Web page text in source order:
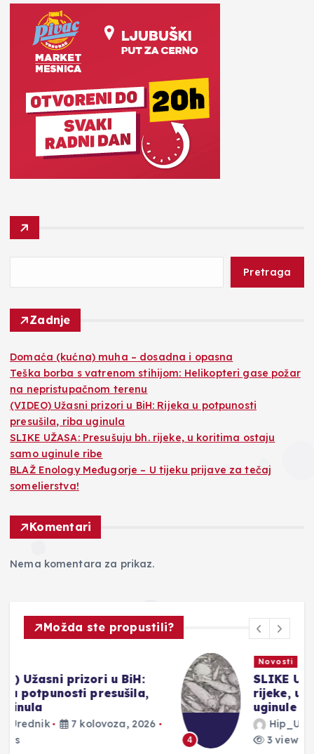
Pretraga
Zadnje
Domaća (kućna) muha – dosadna i opasna
Teška borba s vatrenom stihijom: Helikopteri gase požar
na nepristupačnom terenu
(VIDEO) Užasni prizori u BiH: Rijeka u potpunosti
presušila, riba uginula
SLIKE UŽASA: Presušuju bh. rijeke, u koritima ostaju
samo uginule ribe
BLAŽ Enology Međugorje – U tijeku prijave za tečaj
somelierstva!
Komentari
Nema komentara za prikaz.
Možda ste propustili?
SLIKE UŽASA: Presušuju bh.
rijeke, u koritima ostaju samo
Hip_Urednik
7 kolovoza, 2026